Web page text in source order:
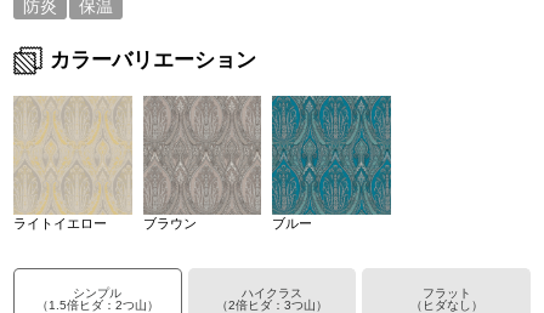
防炎 保温
カラーバリエーション
ライトイエロー ブラウン ブルー
シンプル
（1.5倍ヒダ：2つ山）
ハイクラス
（2倍ヒダ：3つ山）
フラット
（ヒダなし）